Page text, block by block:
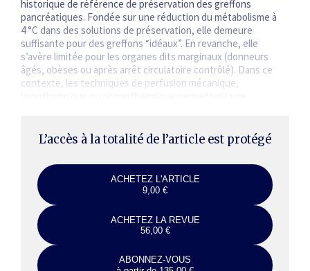
historique de référence de préservation des greffons
pancréatiques. Fondée sur une réduction du métabolisme à
4 °C dans des solutions de préservation, elle demeure
suffisante pour des greffons “idéaux”. En revanche, elle
s’avère limitée pour les organes dits marginaux (donneurs
âgés, obèses ou après arrêt ­circulatoire contrôlé). Dans ce
contexte, les techniques de perfusion mécanique,
L’accès à la totalité de l’article est protégé
ACHETEZ L'ARTICLE
9,00 €
ACHETEZ LA REVUE
56,00 €
ABONNEZ-VOUS